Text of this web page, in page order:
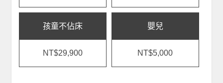
孩童不佔床
NT$29,900
嬰兒
NT$5,000